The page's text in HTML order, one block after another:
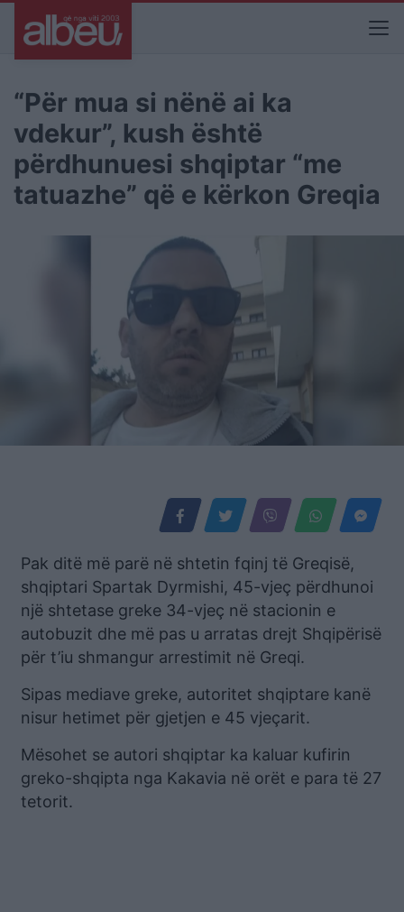
“Për mua si nënë ai ka
vdekur”, kush është
përdhunuesi shqiptar “me
tatuazhe” që e kërkon Greqia
Pak ditë më parë në shtetin fqinj të Greqisë,
shqiptari Spartak Dyrmishi, 45-vjeç përdhunoi
një shtetase greke 34-vjeç në stacionin e
autobuzit dhe më pas u arratas drejt Shqipërisë
për t’iu shmangur arrestimit në Greqi.
Sipas mediave greke, autoritet shqiptare kanë
nisur hetimet për gjetjen e 45 vjeçarit.
Mësohet se autori shqiptar ka kaluar kufirin
greko-shqipta nga Kakavia në orët e para të 27
tetorit.